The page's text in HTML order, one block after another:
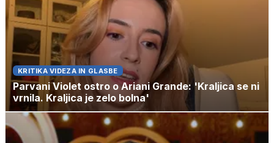
KRITIKA VIDEZA IN GLASBE
Parvani Violet ostro o Ariani Grande: 'Kraljica se ni
vrnila. Kraljica je zelo bolna'